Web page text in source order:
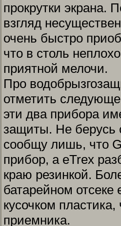
прокрутки экрана.
взгляд
очень быстро
что в столь
приятной мелочи.
Про
отметить
эти два прибора
защиты. Не берусь
сообщу лишь, что
прибор, а eTrex
краю резинкой.
батарейном отсеке
кусочком
приемника.